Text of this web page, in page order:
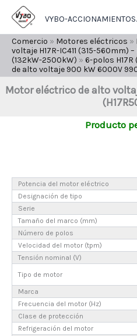
contenido
VYBO-
Comercio » Motores eléctricos »
voltaje H17R-IC411 (315-560mm)
(132kW-2500kW) » 6-polos
de alto voltaje 900 kW 6000V
Motor eléctrico de alto
Producto
Potencia del motor eléctrico
Designación de tipo
Serie
Tamaño del marco (mm)
Número de polos
Velocidad del motor (tpm)
Tensión nominal (V)
Tipo de motor
Marca
Frecuencia del motor (Hz)
Clase de protección
Refrigeración del motor